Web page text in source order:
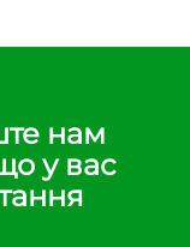
нам
у вас